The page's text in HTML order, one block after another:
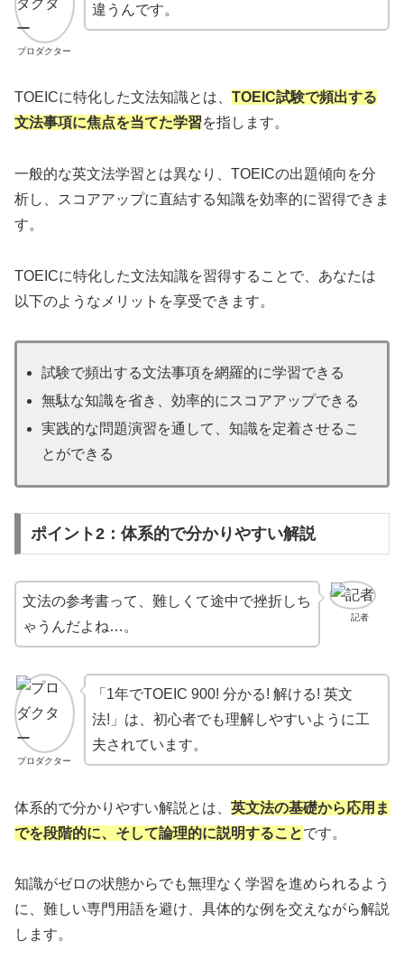
プロダクター
違うんです。
TOEICに特化した文法知識とは、 TOEIC試験で頻出する
文法事項に焦点を当てた学習を指します。
一般的な英文法学習とは異なり、TOEICの出題傾向を分
析し、スコアアップに直結する知識を効率的に習得できま
す。
TOEICに特化した文法知識を習得することで、あなたは
以下のようなメリットを享受できます。
試験で頻出する文法事項を網羅的に学習できる
無駄な知識を省き、効率的にスコアアップできる
実践的な問題演習を通して、知識を定着させるこ
とができる
ポイント2：体系的で分かりやすい解説
記者
文法の参考書って、難しくて途中で挫折しち
ゃうんだよね…。
プロダクター
「1年でTOEIC 900! 分かる! 解ける! 英文
法!」は、初心者でも理解しやすいように工
夫されています。
体系的で分かりやすい解説とは、 英文法の基礎から応用ま
でを段階的に、そして論理的に説明することです。
知識がゼロの状態からでも無理なく学習を進められるよう
に、難しい専門用語を避け、具体的な例を交えながら解説
します。